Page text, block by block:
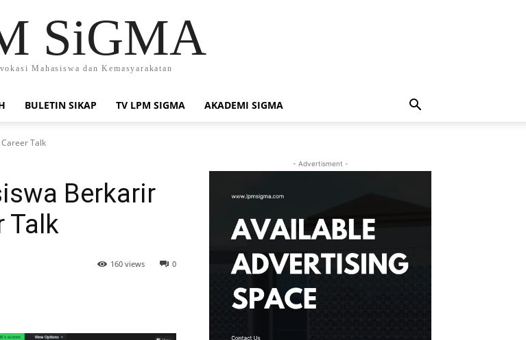
SiGMA
Mahasiswa dan Kemasyarakatan
BULETIN SIKAP TV LPM SIGMA AKADEMI SIGMA
Talk
Berkarir
Talk
0
160 views
- Advertisment -